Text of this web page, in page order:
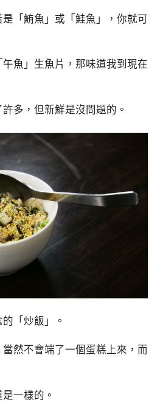
「鮪魚」或「鮭魚」，你就可
魚」生魚片，那味道我到現在
多，但新鮮是沒問題的。
「炒飯」。
然不會端了一個蛋糕上來，而
一樣的。